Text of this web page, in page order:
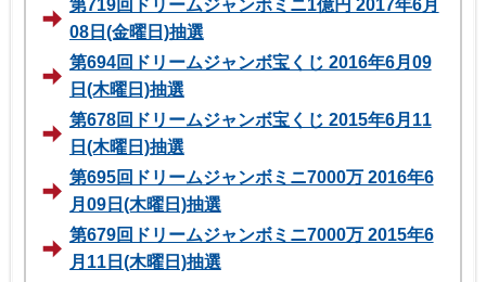
第719回ドリームジャンボミニ1億円 2017年6月
08日(金曜日)抽選
第694回ドリームジャンボ宝くじ 2016年6月09
日(木曜日)抽選
第678回ドリームジャンボ宝くじ 2015年6月11
日(木曜日)抽選
第695回ドリームジャンボミニ7000万 2016年6
月09日(木曜日)抽選
第679回ドリームジャンボミニ7000万 2015年6
月11日(木曜日)抽選